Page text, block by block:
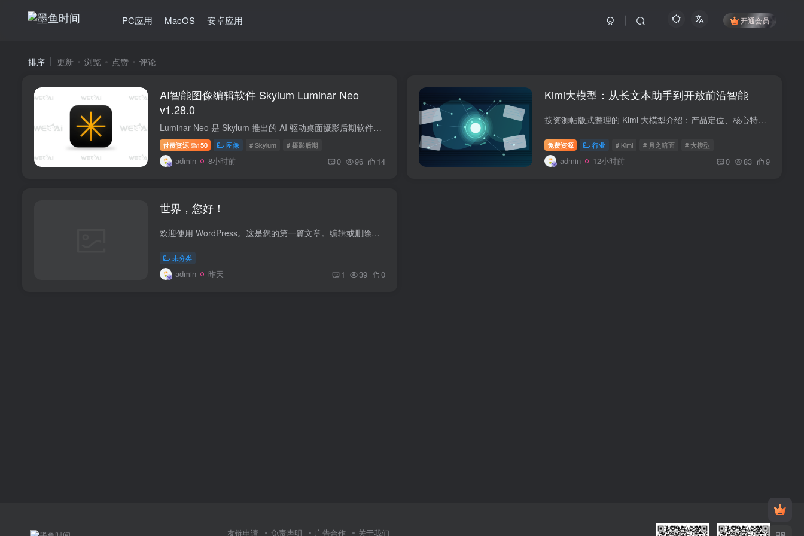
PC应用 MacOS 安卓应用 开通会员
排序 更新 浏览 点赞 评论
AI智能图像编辑软件 Skylum Luminar Neo
v1.28.0
Luminar Neo 是 Skylum 推出的 AI 驱动桌面摄影后期软件，支持 Windows 与 macOS，可独立运行，也能作为 Lightroom、Photoshop 插件使用，采用买断制，无需订阅。
付费资源 150 图像 # Skylum # 摄影后期
admin 8小时前 0 96 14
Kimi大模型：从长文本助手到开放前沿智能
按资源帖版式整理的 Kimi 大模型介绍：产品定位、核心特性、Kimi K3 和适用场景。
免费资源 行业 # Kimi # 月之暗面 # 大模型
admin 12小时前 0 83 9
世界，您好！
欢迎使用 WordPress。这是您的第一篇文章。编辑或删除它，然后开始写作吧！
未分类
admin 昨天 1 39 0
友链申请 免责声明 广告合作 关于我们